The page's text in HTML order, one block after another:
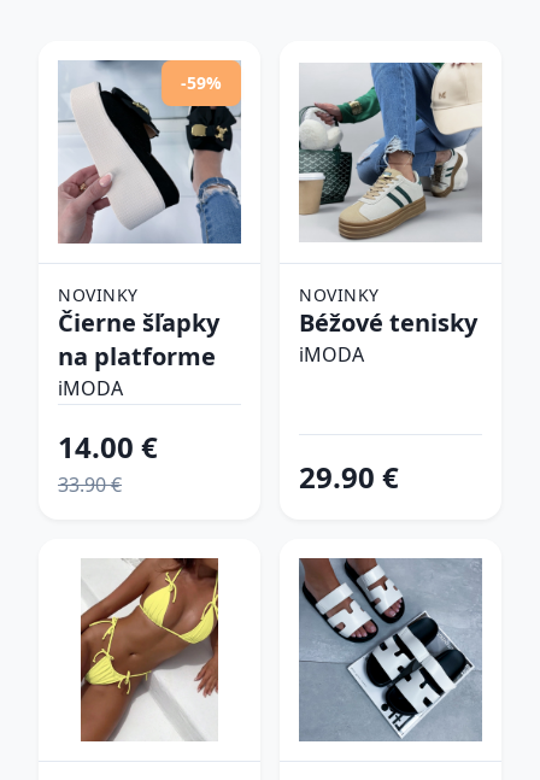
-59%
NOVINKY
Čierne šľapky
na platforme
iMODA
14.00 €
33.90 €
NOVINKY
Béžové tenisky
iMODA
29.90 €